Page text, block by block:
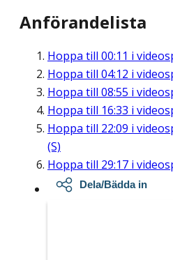
Anförandelista
Hoppa till 00:11 i
Hoppa till 04:12 i
Hoppa till 08:55 i
Hoppa till 16:33 i
Hoppa till 22:09 i
(S)
Hoppa till 29:17 i
Dela/Bädda in